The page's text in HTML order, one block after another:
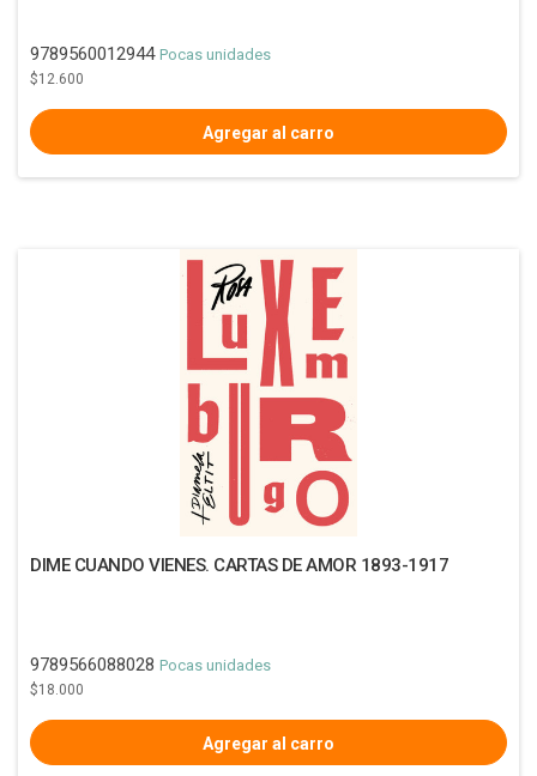
9789560012944 Pocas unidades
$12.600
DIME CUANDO VIENES. CARTAS DE AMOR 1893-1917
9789566088028 Pocas unidades
$18.000